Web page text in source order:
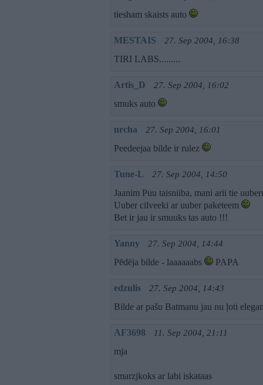
tiesham skaists auto
MESTAIS 27. Sep 2004, 16:38
TIRI LABS.........
Artis_D 27. Sep 2004, 16:02
smuks auto
nrcha 27. Sep 2004, 16:01
Peedeejaa bilde ir rulez
Tune-L 27. Sep 2004, 14:50
Jaanim Puu taisniiba, mani arii tie
Uuber cilveeki ar uuber paketeem
Bet ir jau ir smuuks tas auto !!!
Yanny 27. Sep 2004, 14:44
Pēdēja bilde - laaaaaabs PAPA
edzulis 27. Sep 2004, 14:43
Bilde ar pašu Batmanu jau nu ļoti
AF3698 11. Sep 2004, 21:11
mja
smarzjkoks ar labi iskataas